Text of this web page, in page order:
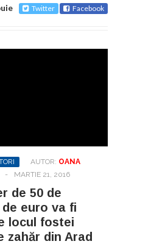
Twitter Facebook
AUTOR: OANA
- MARTIE 21, 2016
de 50 de
euro va fi
locul fostei
zahăr din Arad